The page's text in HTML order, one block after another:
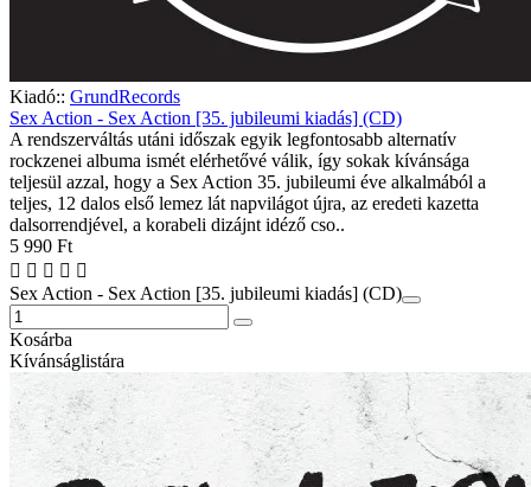
Kiadó:: GrundRecords
Sex Action - Sex Action [35. jubileumi kiadás] (CD)
A rendszerváltás utáni időszak egyik legfontosabb alternatív
rockzenei albuma ismét elérhetővé válik, így sokak kívánsága
teljesül azzal, hogy a Sex Action 35. jubileumi éve alkalmából a
teljes, 12 dalos első lemez lát napvilágot újra, az eredeti kazetta
dalsorrendjével, a korabeli dizájnt idéző cso..
5 990 Ft
Sex Action - Sex Action [35. jubileumi kiadás] (CD)
Kosárba
Kívánságlistára